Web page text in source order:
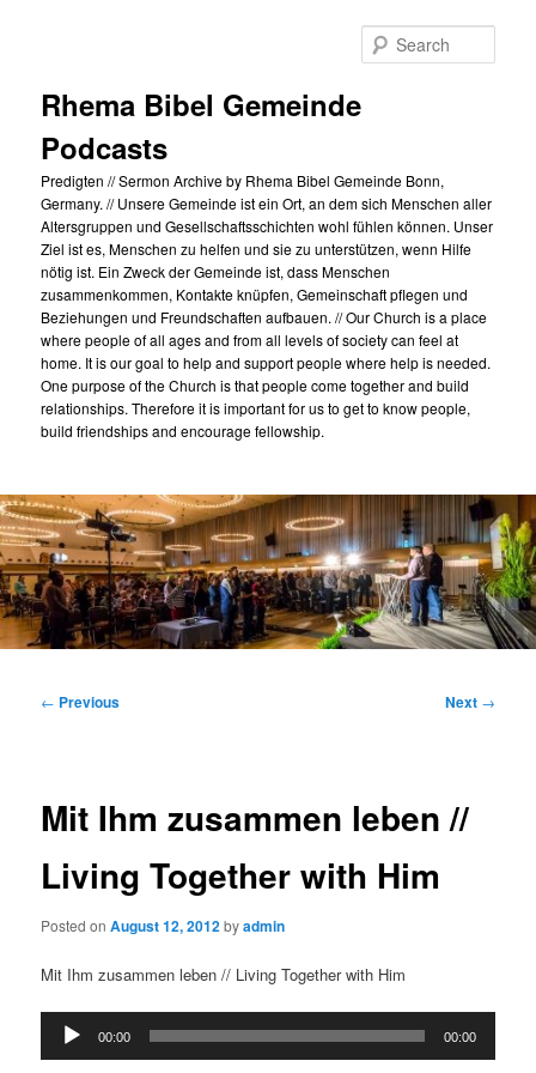
Rhema Bibel Gemeinde
Podcasts
Predigten // Sermon Archive by Rhema Bibel Gemeinde Bonn,
Germany. // Unsere Gemeinde ist ein Ort, an dem sich Menschen aller
Altersgruppen und Gesellschaftsschichten wohl fühlen können. Unser
Ziel ist es, Menschen zu helfen und sie zu unterstützen, wenn Hilfe
nötig ist. Ein Zweck der Gemeinde ist, dass Menschen
zusammenkommen, Kontakte knüpfen, Gemeinschaft pflegen und
Beziehungen und Freundschaften aufbauen. // Our Church is a place
where people of all ages and from all levels of society can feel at
home. It is our goal to help and support people where help is needed.
One purpose of the Church is that people come together and build
relationships. Therefore it is important for us to get to know people,
build friendships and encourage fellowship.
Post
← Previous Next →
Mit Ihm zusammen leben //
Living Together with Him
Posted onAugust 12, 2012byadmin
Mit Ihm zusammen leben // Living Together with Him
Audio
Player
00:00 00:00